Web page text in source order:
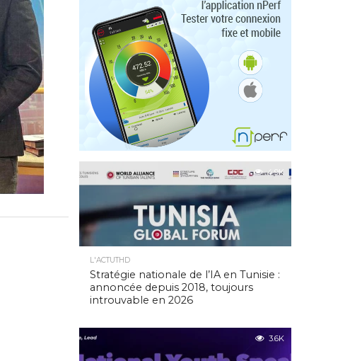
4.9K
L'ACTUTHD
Stratégie nationale de l’IA en Tunisie :
annoncée depuis 2018, toujours
introuvable en 2026
3.6K